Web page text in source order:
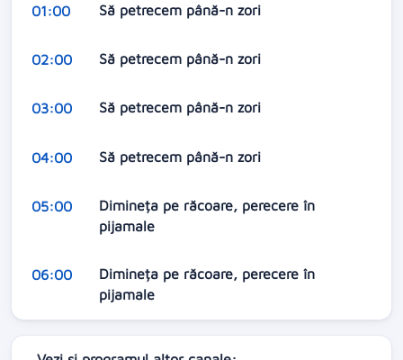
01:00 Să petrecem până-n zori
02:00 Să petrecem până-n zori
03:00 Să petrecem până-n zori
04:00 Să petrecem până-n zori
05:00
Dimineța pe răcoare, perecere în
pijamale
06:00
Dimineța pe răcoare, perecere în
pijamale